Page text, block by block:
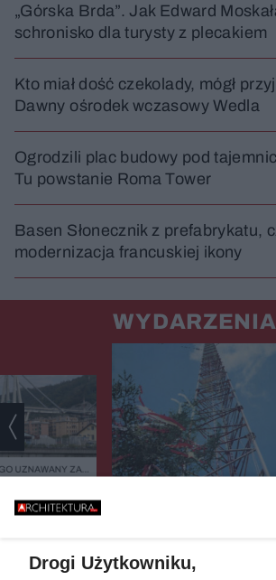
„Górska Brda”. Jak Edward
schronisko dla turysty z plecakiem
Kto miał dość czekolady, mógł
Dawny ośrodek wczasowy Wedla
Ogrodzili plac budowy pod
Tu powstanie Roma Tower
Basen Słonecznik z prefabrykatu,
modernizacja francuskiej ikony
WYDARZENIA
UZNAWANY ZA
BURZY?
Drogi Użytkowniku,